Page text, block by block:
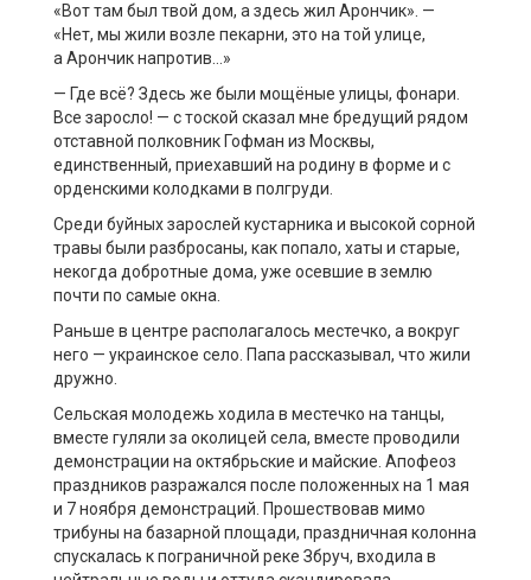
«Вот там был твой дом, а здесь жил Арончик». —
«Нет, мы жили возле пекарни, это на той улице,
а Арончик напротив…»
— Где всё? Здесь же были мощёные улицы, фонари.
Все заросло! — с тоской сказал мне бредущий рядом
отставной полковник Гофман из Москвы,
единственный, приехавший на родину в форме и с
орденскими колодками в полгруди.
Среди буйных зарослей кустарника и высокой сорной
травы были разбросаны, как попало, хаты и старые,
некогда добротные дома, уже осевшие в землю
почти по самые окна.
Раньше в центре располагалось местечко, а вокруг
него — украинское село. Папа рассказывал, что жили
дружно.
Сельская молодежь ходила в местечко на танцы,
вместе гуляли за околицей села, вместе проводили
демонстрации на октябрьские и майские. Апофеоз
праздников разражался после положенных на 1 мая
и 7 ноября демонстраций. Прошествовав мимо
трибуны на базарной площади, праздничная колонна
спускалась к пограничной реке Збруч, входила в